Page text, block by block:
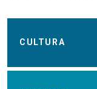
CULTURA